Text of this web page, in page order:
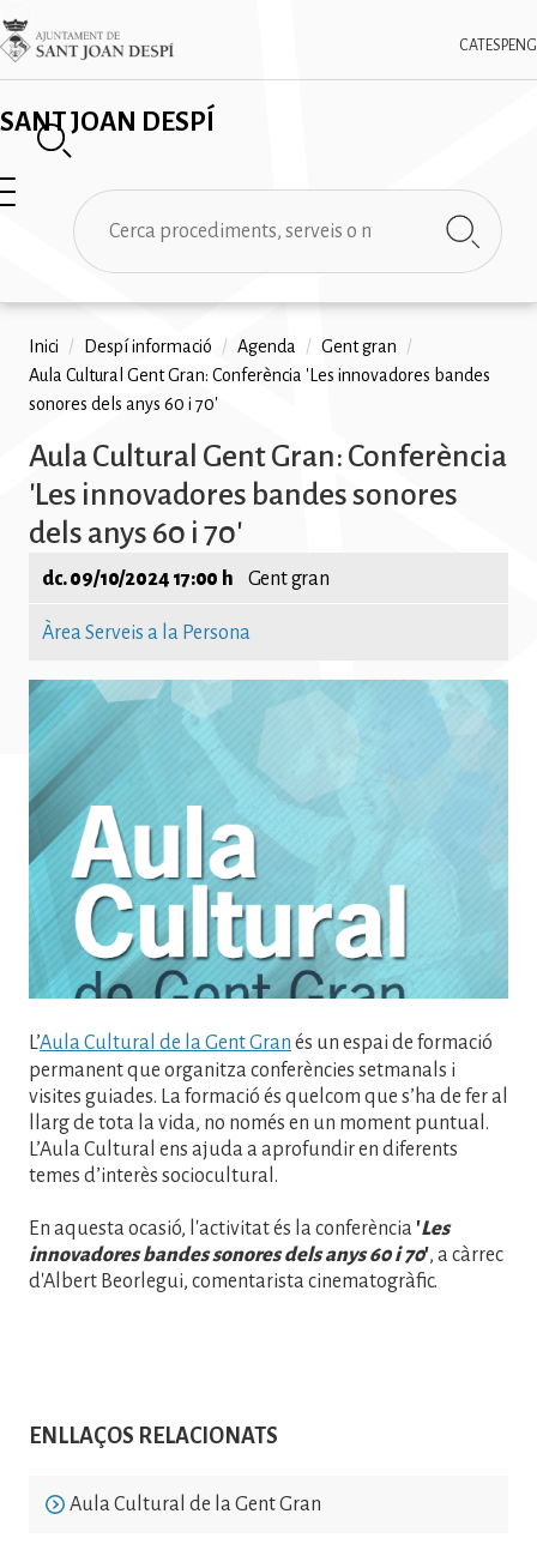
Vés
al
contingut
SANT JOAN DESPÍ
CAT ESPENG
Imatge
✕
Cerca
Fil
d'ariadna
Inici / Despí informació / Agenda / Gent gran
/
Aula Cultural Gent Gran: Conferència 'Les innovadores bandes
sonores dels anys 60 i 70'
Aula Cultural Gent Gran: Conferència
'Les innovadores bandes sonores
dels anys 60 i 70'
dc. 09/10/2024 17:00 h Gent gran
Àrea Serveis a la Persona
L’Aula Cultural de la Gent Gran és un espai de formació
permanent que organitza conferències setmanals i
visites guiades. La formació és quelcom que s’ha de fer al
llarg de tota la vida, no només en un moment puntual.
L’Aula Cultural ens ajuda a aprofundir en diferents
temes d’interès sociocultural.
En aquesta ocasió, l'activitat és la conferència 'Les
innovadores bandes sonores dels anys 60 i 70', a càrrec
d'Albert Beorlegui, comentarista cinematogràfic.
Imatge
ENLLAÇOS RELACIONATS
Aula Cultural de la Gent Gran